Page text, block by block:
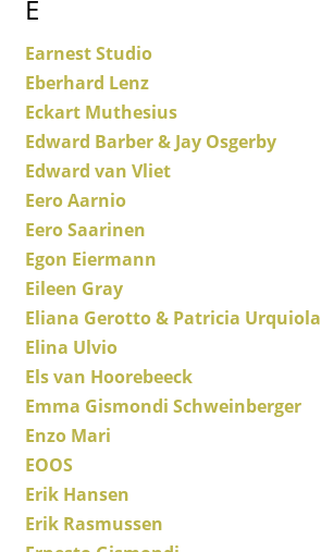
... alle Accessoires
Räume
Zuhause
Wohnzimmer
Esszimmer
Kinderzimmer
Diele
Badezimmer
Stauraum
Balkon & Garten
E
Earnest Studio
Eberhard Lenz
Eckart Muthesius
Edward Barber & Jay Osgerby
Edward van Vliet
Eero Aarnio
Eero Saarinen
Egon Eiermann
Eileen Gray
Eliana Gerotto & Patricia Urquiola
Elina Ulvio
Els van Hoorebeeck
Emma Gismondi Schweinberger
Enzo Mari
EOOS
Erik Hansen
Erik Rasmussen